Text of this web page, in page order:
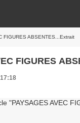
FIGURES ABSENTES...Extrait
FIGURES